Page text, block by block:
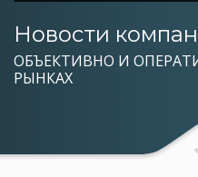
Новости
ОБЪЕКТИВНО И
РЫНКАХ